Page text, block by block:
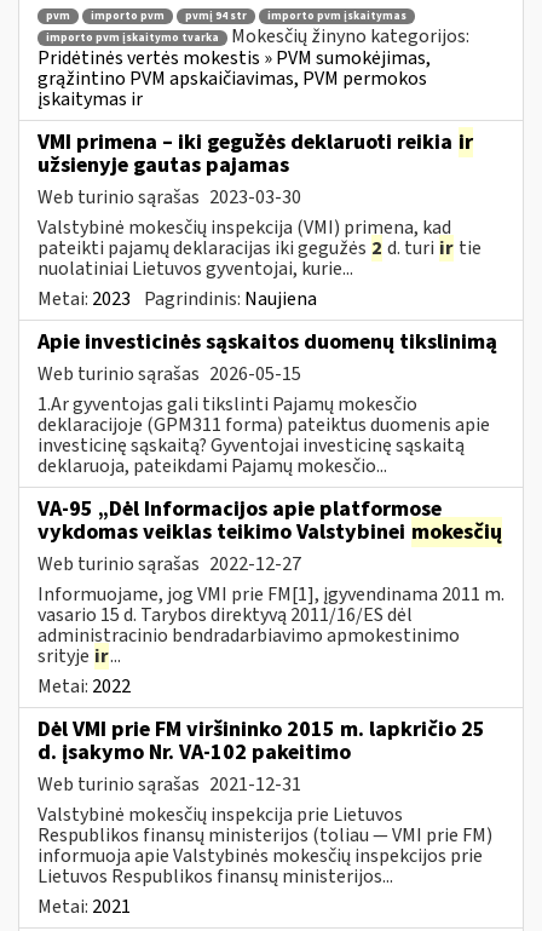
pvm importo pvm pvmį 94 str
importo pvm įskaitymas
importo pvm įskaitymo tvarka
Mokesčių žinyno kategorijos:
Pridėtinės vertės mokestis » PVM sumokėjimas,
grąžintino PVM apskaičiavimas, PVM permokos
įskaitymas ir
VMI primena – iki gegužės deklaruoti reikia ir
užsienyje gautas pajamas
Web turinio sąrašas 2023-03-30
Valstybinė mokesčių inspekcija (VMI) primena, kad
pateikti pajamų deklaracijas iki gegužės 2 d. turi ir tie
nuolatiniai Lietuvos gyventojai, kurie...
Metai: 2023 Pagrindinis: Naujiena
Apie investicinės sąskaitos duomenų tikslinimą
Web turinio sąrašas 2026-05-15
1.Ar gyventojas gali tikslinti Pajamų mokesčio
deklaracijoje (GPM311 forma) pateiktus duomenis apie
investicinę sąskaitą? Gyventojai investicinę sąskaitą
deklaruoja, pateikdami Pajamų mokesčio...
VA-95 „Dėl Informacijos apie platformose
vykdomas veiklas teikimo Valstybinei mokesčių
Web turinio sąrašas 2022-12-27
Informuojame, jog VMI prie FM[1], įgyvendinama 2011 m.
vasario 15 d. Tarybos direktyvą 2011/16/ES dėl
administracinio bendradarbiavimo apmokestinimo
srityje ir...
Metai: 2022
Dėl VMI prie FM viršininko 2015 m. lapkričio 25
d. įsakymo Nr. VA-102 pakeitimo
Web turinio sąrašas 2021-12-31
Valstybinė mokesčių inspekcija prie Lietuvos
Respublikos finansų ministerijos (toliau ― VMI prie FM)
informuoja apie Valstybinės mokesčių inspekcijos prie
Lietuvos Respublikos finansų ministerijos...
Metai: 2021